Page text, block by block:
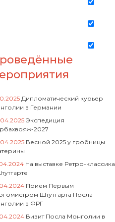
Дипломатический курьер
в Германии
Экспедиция
2027
Весной 2025 у гробницы
На выставке Ретро-классика
Прием Первым
Штутгарта Посла
в ФРГ
Визит Посла Монголии в